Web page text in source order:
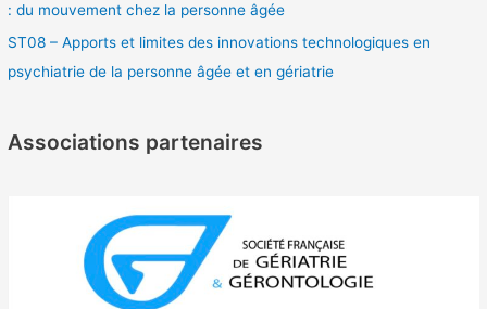
: du mouvement chez la personne âgée
ST08 – Apports et limites des innovations technologiques en
psychiatrie de la personne âgée et en gériatrie
Associations partenaires